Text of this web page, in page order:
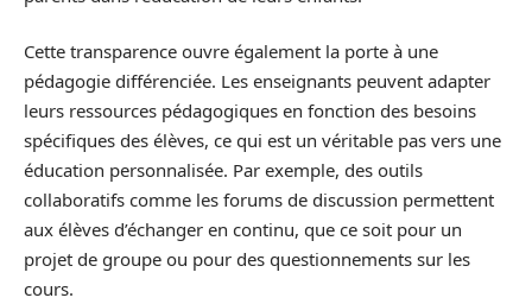
Cette transparence ouvre également la porte à une
pédagogie différenciée. Les enseignants peuvent adapter
leurs ressources pédagogiques en fonction des besoins
spécifiques des élèves, ce qui est un véritable pas vers une
éducation personnalisée. Par exemple, des outils
collaboratifs comme les forums de discussion permettent
aux élèves d’échanger en continu, que ce soit pour un
projet de groupe ou pour des questionnements sur les
cours.